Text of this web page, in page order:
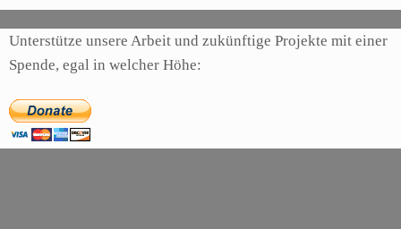
Unterstütze unsere Arbeit und zukünftige Projekte mit einer
Spende, egal in welcher Höhe: